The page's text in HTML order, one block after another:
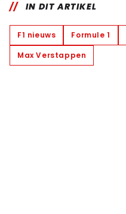
IN DIT ARTIKEL
F1 nieuws Formule 1
Max Verstappen